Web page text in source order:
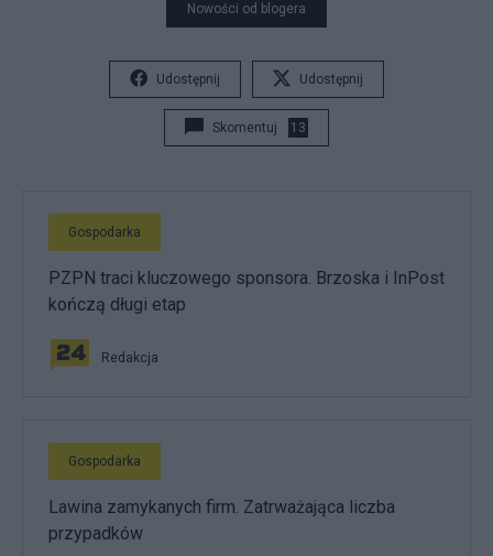
Nowości od blogera
Udostępnij Udostępnij
Skomentuj 13
Gospodarka
PZPN traci kluczowego sponsora. Brzoska i InPost
kończą długi etap
Redakcja
Gospodarka
Lawina zamykanych firm. Zatrważająca liczba
przypadków